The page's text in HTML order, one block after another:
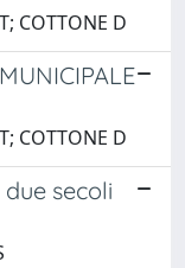
COTTONE D
COTTONE D
secoli